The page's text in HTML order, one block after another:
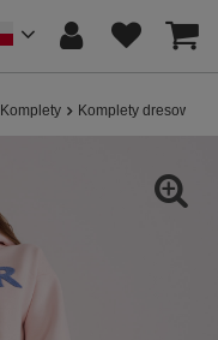
Komplety Komplety dresowe